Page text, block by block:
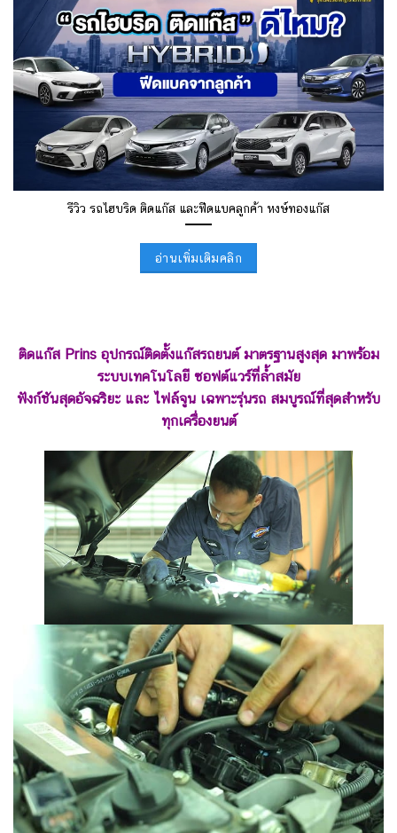
รีวิว รถไฮบริด ติดแก๊ส และฟีดแบคลูกค้า หงษ์ทองแก๊ส
อ่านเพิ่มเติมคลิก
ติดแก๊ส Prins อุปกรณ์ติดตั้งแก๊สรถยนต์ มาตรฐานสูงสุด มาพร้อม
ระบบเทคโนโลยี ซอฟต์แวร์ที่ล้ำสมัย
ฟังก์ชันสุดอัจฉริยะ และ ไฟล์จูน เฉพาะรุ่นรถ สมบูรณ์ที่สุดสำหรับ
ทุกเครื่องยนต์